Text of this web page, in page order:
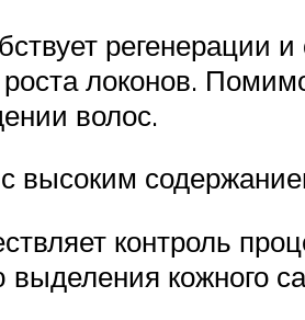
регенерации
локонов.
волос.
высоким
контроль
выделения кожного